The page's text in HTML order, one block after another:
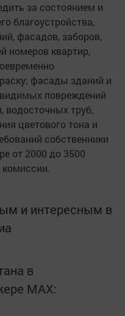
за состоянием и
благоустройства,
фасадов, заборов,
номеров квартир,
фасады зданий и
поврежде­ний
водосточных труб,
цветового тона и
собственники
от 2000 до 3500
и интересным в
в
MАХ: